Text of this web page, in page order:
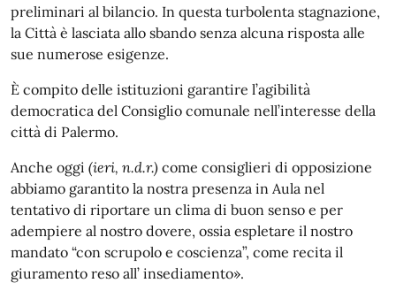
preliminari al bilancio. In questa turbolenta stagnazione,
la Città è lasciata allo sbando senza alcuna risposta alle
sue numerose esigenze.
È compito delle istituzioni garantire l’agibilità
democratica del Consiglio comunale nell’interesse della
città di Palermo.
Anche oggi (ieri, n.d.r.) come consiglieri di opposizione
abbiamo garantito la nostra presenza in Aula nel
tentativo di riportare un clima di buon senso e per
adempiere al nostro dovere, ossia espletare il nostro
mandato “con scrupolo e coscienza”, come recita il
giuramento reso all’ insediamento».